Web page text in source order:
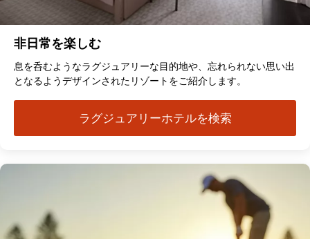
非日常を楽しむ
息を呑むようなラグジュアリーな目的地や、忘れられない思い出
となるようデザインされたリゾートをご紹介します。
ラグジュアリーホテルを検索